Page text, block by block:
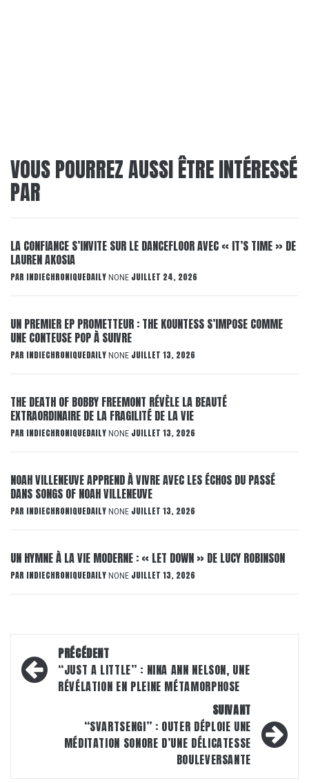
VOUS POURREZ AUSSI ÊTRE INTÉRESSÉ
PAR
LA CONFIANCE S’INVITE SUR LE DANCEFLOOR AVEC « IT’S TIME » DE
LAUREN AKOSIA
PAR INDIECHRONIQUEDAILY NONE JUILLET 24, 2026
UN PREMIER EP PROMETTEUR : THE KOUNTESS S’IMPOSE COMME
UNE CONTEUSE POP À SUIVRE
PAR INDIECHRONIQUEDAILY NONE JUILLET 13, 2026
THE DEATH OF BOBBY FREEMONT RÉVÈLE LA BEAUTÉ
EXTRAORDINAIRE DE LA FRAGILITÉ DE LA VIE
PAR INDIECHRONIQUEDAILY NONE JUILLET 13, 2026
NOAH VILLENEUVE APPREND À VIVRE AVEC LES ÉCHOS DU PASSÉ
DANS SONGS OF NOAH VILLENEUVE
PAR INDIECHRONIQUEDAILY NONE JUILLET 13, 2026
UN HYMNE À LA VIE MODERNE : « LET DOWN » DE LUCY ROBINSON
PAR INDIECHRONIQUEDAILY NONE JUILLET 13, 2026
Navigation
d’article
PRÉCÉDENT
“JUST A LITTLE” : NINA ANN NELSON, UNE
RÉVÉLATION EN PLEINE MÉTAMORPHOSE
SUIVANT
“SVARTSENGI” : OUTER DÉPLOIE UNE
MÉDITATION SONORE D’UNE DÉLICATESSE
BOULEVERSANTE